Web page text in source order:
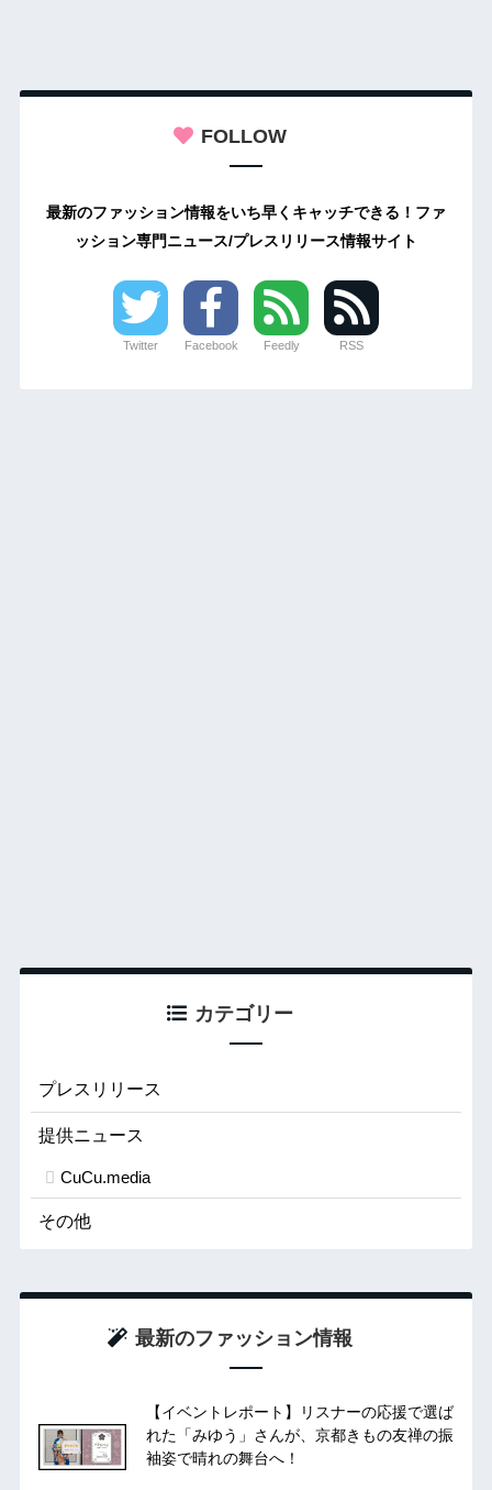
FOLLOW
最新のファッション情報をいち早くキャッチできる！ファ
ッション専門ニュース/プレスリリース情報サイト
Twitter Facebook Feedly RSS
カテゴリー
プレスリリース
提供ニュース
CuCu.media
その他
最新のファッション情報
【イベントレポート】リスナーの応援で選ば
れた「みゆう」さんが、京都きもの友禅の振
袖姿で晴れの舞台へ！